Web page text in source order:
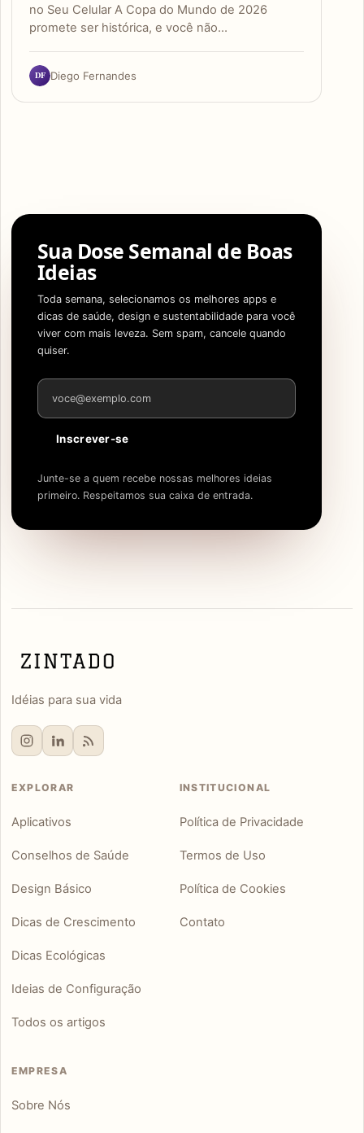
no Seu Celular A Copa do Mundo de 2026
promete ser histórica, e você não…
DF Diego Fernandes
Sua Dose Semanal de Boas
Ideias
Toda semana, selecionamos os melhores apps e
dicas de saúde, design e sustentabilidade para você
viver com mais leveza. Sem spam, cancele quando
quiser.
Endereço de e-mail
Inscrever-se
Junte-se a quem recebe nossas melhores ideias
primeiro. Respeitamos sua caixa de entrada.
Idéias para sua vida
EXPLORAR
Aplicativos
Conselhos de Saúde
Design Básico
Dicas de Crescimento
Dicas Ecológicas
Ideias de Configuração
Todos os artigos
INSTITUCIONAL
Política de Privacidade
Termos de Uso
Política de Cookies
Contato
EMPRESA
Sobre Nós